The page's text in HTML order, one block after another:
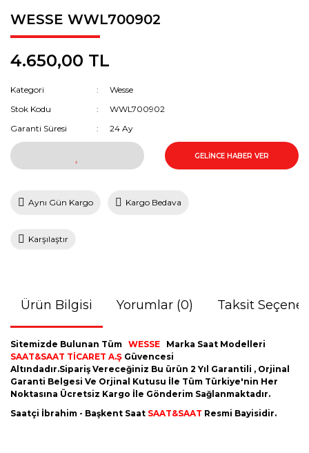
WESSE WWL700902
4.650,00 TL
Kategori
Wesse
Stok Kodu
WWL700902
Garanti Süresi
24 Ay
GELİNCE HABER VER
Aynı Gün Kargo Kargo Bedava
Karşılaştır
Ürün Bilgisi Yorumlar (0) Taksit
Sitemizde Bulunan Tüm WESSE
Marka Saat Modelleri
SAAT&SAAT TİCARET A.Ş Güvencesi
Altındadır.Sipariş Vereceğiniz Bu ürün 2 Yıl Garantili , Orjinal
Garanti Belgesi Ve Orjinal Kutusu İle Tüm Türkiye'nin Her
Noktasına Ücretsiz Kargo İle Gönderim Sağlanmaktadır.
Saatçi İbrahim - Başkent Saat SAAT&SAAT Resmi Bayisidir.